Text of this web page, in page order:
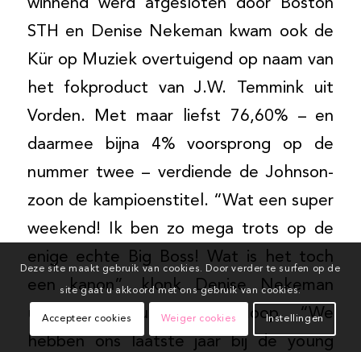
winnend werd afgesloten door Boston
STH en Denise Nekeman kwam ook de
Kür op Muziek overtuigend op naam van
het fokproduct van J.W. Temmink uit
Vorden. Met maar liefst 76,60% – en
daarmee bijna 4% voorsprong op de
nummer twee – verdiende de Johnson-
zoon de kampioenstitel. “Wat een super
weekend! Ik ben zo mega trots op de
enige echte Big Boss! Wat is het toch
een kanon”, klonk Denise Nekeman
uiterst enthousiast na afloop. “We
hebben ons laatste jaar bij de young
Deze site maakt gebruik van cookies. Door verder te surfen op de
site gaat u akkoord met ons gebruik van cookies.
Accepteer cookies Weiger cookies Instellingen